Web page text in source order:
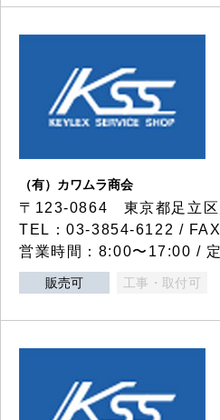
（有）カワムラ商会
〒123-0864 東京都足立区
TEL：03-3854-6122 /
営業時間：8:00〜17:00 /
販売可 工事・取付可